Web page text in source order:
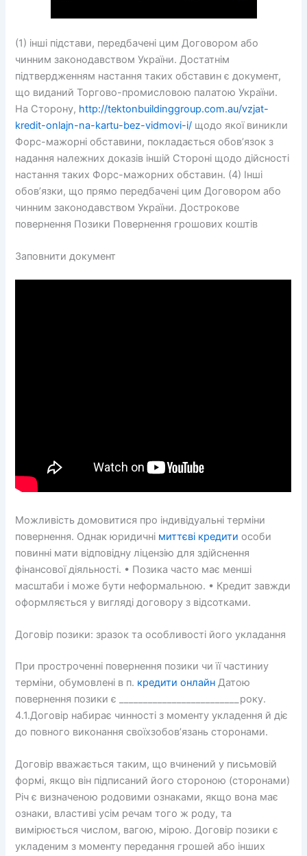
(1) інші підстави, передбачені цим Договором або
чинним законодавством України. Достатнім
підтвердженням настання таких обставин є документ,
що виданий Торгово-промисловою палатою України.
На Сторону, http://tektonbuildinggroup.com.au/vzjat-
kredit-onlajn-na-kartu-bez-vidmovi-i/ щодо якої виникли
Форс-мажорні обставини, покладається обов’язок з
надання належних доказів іншій Стороні щодо дійсності
настання таких Форс-мажорних обставин. (4) Інші
обов’язки, що прямо передбачені цим Договором або
чинним законодавством України. Дострокове
повернення Позики Повернення грошових коштів
Заповнити документ
Можливість домовитися про індивідуальні терміни
повернення. Однак юридичні миттєві кредити особи
повинні мати відповідну ліцензію для здійснення
фінансової діяльності. • Позика часто має менші
масштаби і може бути неформальною. • Кредит завжди
оформляється у вигляді договору з відсотками.
Договір позики: зразок та особливості його укладання
При простроченні повернення позики чи її частиниу
терміни, обумовлені в п. кредити онлайн Датою
повернення позики є _________________________року.
4.1.Договір набирає чинності з моменту укладення й діє
до повного виконання своїхзобов’язань сторонами.
Договір вважається таким, що вчинений у письмовій
формі, якщо він підписаний його стороною (сторонами)
Річ є визначеною родовими ознаками, якщо вона має
ознаки, властиві усім речам того ж роду, та
вимірюється числом, вагою, мірою. Договір позики є
укладеним з моменту передання грошей або інших